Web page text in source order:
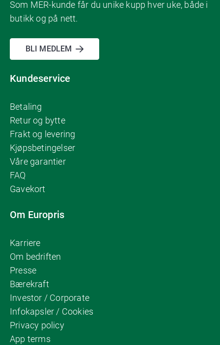
Som MER-kunde får du unike kupp hver uke, både i
butikk og på nett.
BLI MEDLEM
Kundeservice
Betaling
Retur og bytte
Frakt og levering
Kjøpsbetingelser
Våre garantier
FAQ
Gavekort
Om Europris
Karriere
Om bedriften
Presse
Bærekraft
Investor / Corporate
Infokapsler / Cookies
Privacy policy
App terms